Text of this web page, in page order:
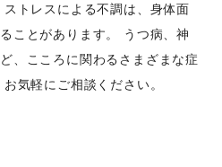
トレスによる不調は、身体面
ことがあります。 うつ病、神
、こころに関わるさまざまな症
気軽にご相談ください。